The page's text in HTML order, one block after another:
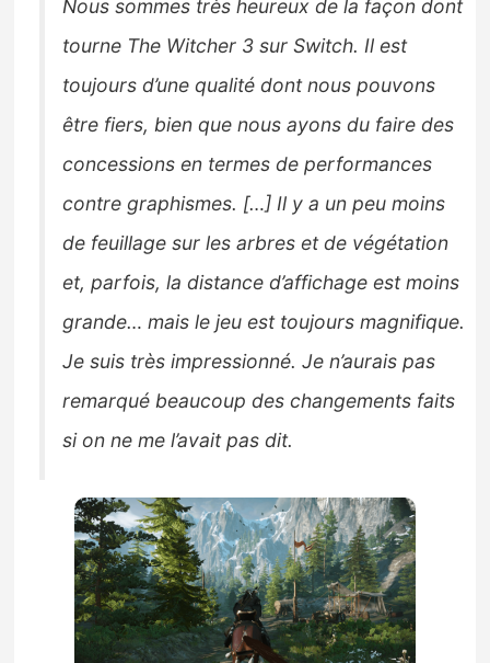
Nous sommes très heureux de la façon dont
tourne The Witcher 3 sur Switch. Il est
toujours d’une qualité dont nous pouvons
être fiers, bien que nous ayons du faire des
concessions en termes de performances
contre graphismes. […] Il y a un peu moins
de feuillage sur les arbres et de végétation
et, parfois, la distance d’affichage est moins
grande… mais le jeu est toujours magnifique.
Je suis très impressionné. Je n’aurais pas
remarqué beaucoup des changements faits
si on ne me l’avait pas dit.